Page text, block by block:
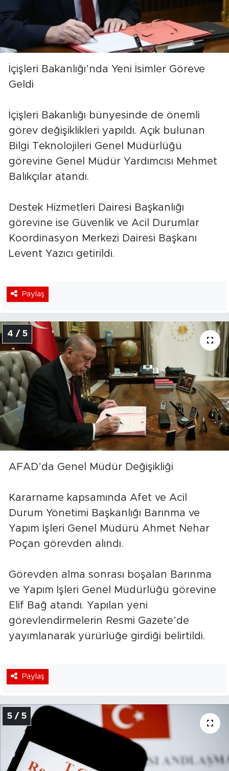
İçişleri Bakanlığı’nda Yeni İsimler Göreve
Geldi
İçişleri Bakanlığı bünyesinde de önemli
görev değişiklikleri yapıldı. Açık bulunan
Bilgi Teknolojileri Genel Müdürlüğü
görevine Genel Müdür Yardımcısı Mehmet
Balıkçılar atandı.
Destek Hizmetleri Dairesi Başkanlığı
görevine ise Güvenlik ve Acil Durumlar
Koordinasyon Merkezi Dairesi Başkanı
Levent Yazıcı getirildi.
Paylaş
4 / 5
AFAD’da Genel Müdür Değişikliği
Kararname kapsamında Afet ve Acil
Durum Yönetimi Başkanlığı Barınma ve
Yapım İşleri Genel Müdürü Ahmet Nehar
Poçan görevden alındı.
Görevden alma sonrası boşalan Barınma
ve Yapım İşleri Genel Müdürlüğü görevine
Elif Bağ atandı. Yapılan yeni
görevlendirmelerin Resmi Gazete’de
yayımlanarak yürürlüğe girdiği belirtildi.
Paylaş
5 / 5